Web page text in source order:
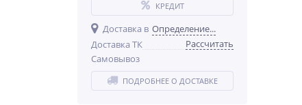
КРЕДИТ
Доставка в Определение...
Доставка ТК
Рассчитать
Самовывоз
ПОДРОБНЕЕ О ДОСТАВКЕ